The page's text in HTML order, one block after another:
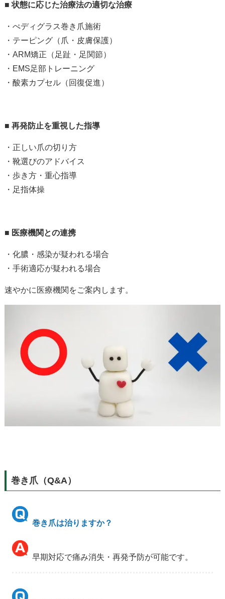
■状態に応じた治療法の適切な治療
・ぺディグラス巻き爪施術
・テーピング（爪・皮膚保護）
・ARM矯正（足趾・足関節）
・EMS足部トレーニング
・酸素カプセル（回復促進）
■ 再発防止を重視した指導
・正しい爪の切り方
・靴選びのアドバイス
・歩き方・重心指導
・足指体操
■ 医療機関との連携
・化膿・感染が疑われる場合
・手術適応が疑われる場合
速やかに医療機関をご案内します。
巻き爪（Q&A）
巻き爪は治りますか？
早期対応で痛み消失・再発予防が可能です。